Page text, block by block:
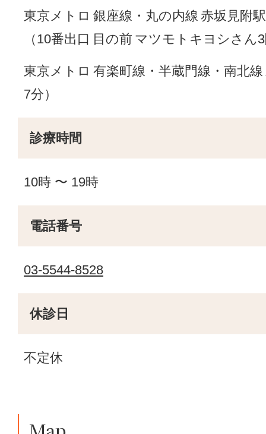
東京メトロ 銀座線・丸の内線 赤坂見附駅
（10番出口 目の前 マツモトキヨシさん
東京メトロ 有楽町線・半蔵門線・南北
7分）
診療時間
10時 〜 19時
電話番号
03-5544-8528
休診日
不定休